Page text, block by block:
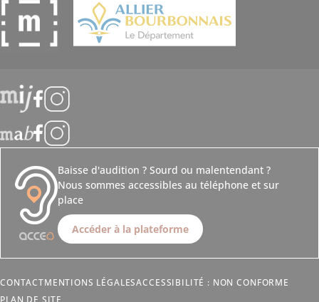
Baisse d'audition ? Sourd ou malentendant ?
Nous sommes accessibles au téléphone et sur
place
Accéder à la plateforme
CONTACTMENTIONS LÉGALESACCESSIBILITÉ : NON CONFORME
PLAN DE SITE